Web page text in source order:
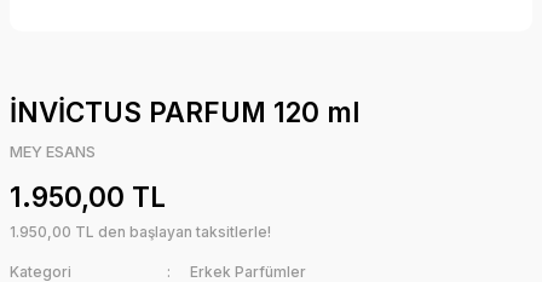
İNVİCTUS PARFUM 120 ml
MEY ESANS
1.950,00 TL
1.950,00 TL den başlayan taksitlerle!
Kategori
Erkek Parfümler